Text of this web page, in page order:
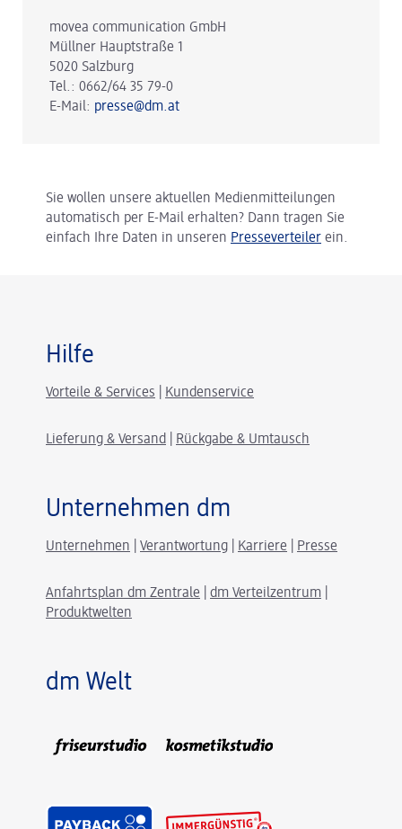
movea communication GmbH
Müllner Hauptstraße 1
5020 Salzburg
Tel.: 0662/64 35 79-0
E-Mail: presse@dm.at
Sie wollen unsere aktuellen Medienmitteilungen
automatisch per E-Mail erhalten? Dann tragen Sie
einfach Ihre Daten in unseren Presseverteiler ein.
Hilfe
Vorteile & Services Kundenservice
Lieferung & Versand Rückgabe & Umtausch
Unternehmen dm
Unternehmen Verantwortung Karriere Presse
Anfahrtsplan dm Zentrale dm Verteilzentrum
Produktwelten
dm Welt